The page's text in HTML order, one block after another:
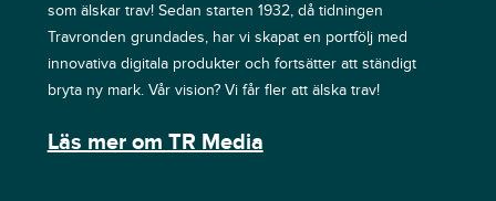
som älskar trav! Sedan starten 1932, då tidningen
Travronden grundades, har vi skapat en portfölj med
innovativa digitala produkter och fortsätter att ständigt
bryta ny mark. Vår vision? Vi får fler att älska trav!
Läs mer om TR Media